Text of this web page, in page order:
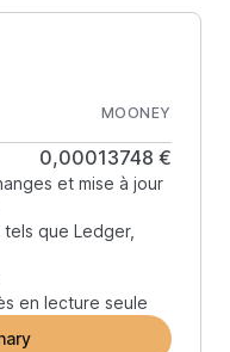
MOONEY
0,00013748 €
et mise à jour
que Ledger,
en lecture seule